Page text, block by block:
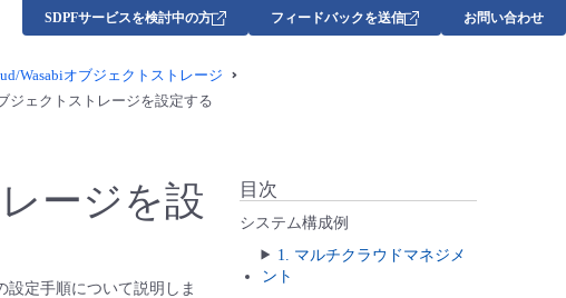
SDPFサービスを検討中の方 フィードバックを送信 お問い合わせ
Wasabiオブジェクトストレージ
ジェクトストレージを設定する
ージを設
設定手順について説明しま
目次
システム構成例
1. マルチクラウドマネジメ
ント